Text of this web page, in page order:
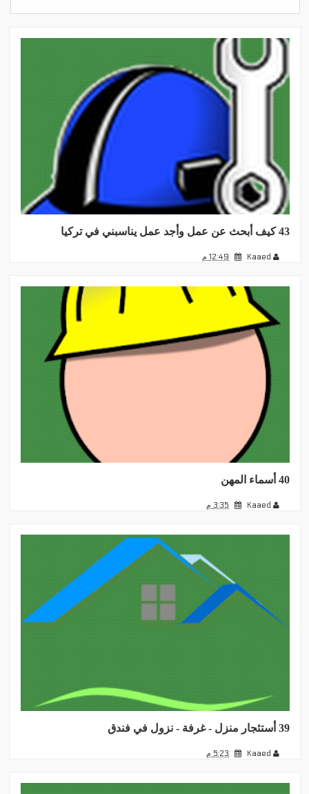
43 كيف أبحث عن عمل وأجد عمل يناسبني في تركيا
Kaaed 12:49 م
40 أسماء المهن
Kaaed 3:35 م
39 أستئجار منزل - غرفة - نزول في فندق
Kaaed 5:23 م